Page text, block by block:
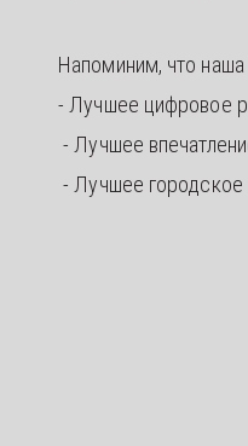
Напоминим, что наша
- Лучшее цифровое
- Лучшее
- Лучшее городское